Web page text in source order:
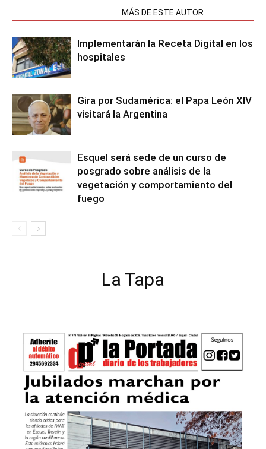
MÁS DE ESTE AUTOR
Implementarán la Receta Digital en los
hospitales
Gira por Sudamérica: el Papa León XIV
visitará la Argentina
Esquel será sede de un curso de
posgrado sobre análisis de la
vegetación y comportamiento del
fuego
La Tapa